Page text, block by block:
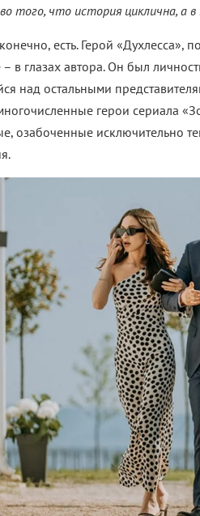
того, что история циклична, а
есть. Герой
– в глазах автора. Он был
над остальными
герои сериала
озабоченные исключительно